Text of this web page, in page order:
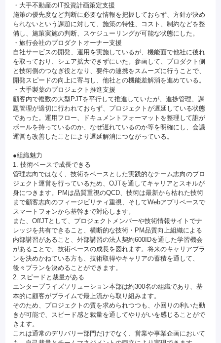
・大手不動産のIT投資計画策定支援
施策の優先度など判断に必要な情報を把握しておらず、方針が決め
られないという課題に対して、施策の特性、コスト、制約などを整
備し、施策実施の判断、スケジューリングが可能な状態にした。
・旅行会社のプロダクトオーナー支援
自社サービスの開発、運用を実施しているが、機能面で他社に後れ
を取っており、シェア拡大できずにいた。参画して、プロダクト側
と技術側のつなぎ役となり、要件の連携をスムーズに行うことで、
開発スピードの向上に寄与し、他社との機能差解消を進めている。
・大手製薬のプロジェクト推進支援
顧客内で複数の大型PJTを平行して推進していたが、進捗管理、課
題管理が適切に行われておらず、プロジェクトが遅延している状態
であった。運用フロー、ドキュメントフォーマットを整理して誰が
ボールを持っているのか、なぜ遅れているのか等を明確にし、会議
運営も改善したことにより遅延解消につながっている。
●組織魅力
1. 技術ベースで成長できる
管理志向ではなく、技術をベースとした実践的なチーム志向のプロ
ジェクト運営を行っているため、OJTを通してキャリアとスキルが
身につきます。PMは品質重視のQCD、技術は最新から枯れた技術
まで顧客志向のフィージビリティ重視、そしてWebアプリベースで
スマートフォンから基幹まで対応します。
また、OffJTとして、プロジェクトメンバーや技術情報サイトでナ
レッジを共有できること、横断的な技術・PM品質向上組織による
内部講習があること、外部講習の法人契約600IDを通した学習機会
があることで、技術ベースの成長を図れます。将来のキャリアプラ
ンを決めかねている方も、技術取得やキャリアの蓄積を通して、
後々プランを決めることができます。
2. スピードと裁量がある
エンタープライズソリューション本部は約300名の組織であり、基
本的に顧客がプライムで最上流から取り組みます。
そのため、プロジェクトの質を求められつつも、小回りの利いた動
きが可能で、スピード感と裁量を通してやりがいを感じることがで
きます。
これは通常のデリバリー部門だけでなく、営業や事業企画において